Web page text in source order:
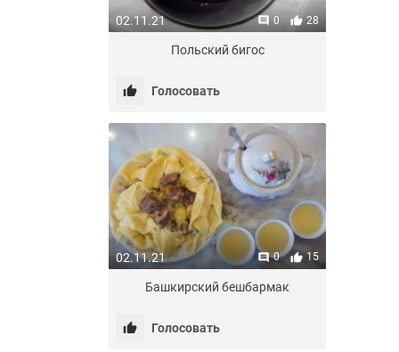
02.11.21 0 28
Польский бигос
Голосовать
02.11.21 0 15
Башкирский бешбармак
Голосовать